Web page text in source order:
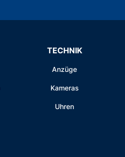
TECHNIK
Anzüge
Kameras
Uhren